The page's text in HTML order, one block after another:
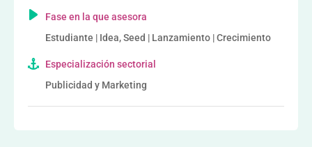
Fase en la que asesora
Estudiante | Idea, Seed | Lanzamiento | Crecimiento
Especialización sectorial
Publicidad y Marketing